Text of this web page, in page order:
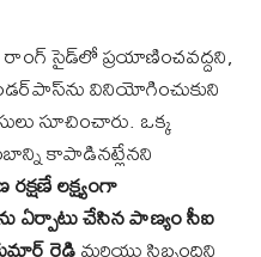
రాంగ్ సైడ్‌లో ప్రయాణించవద్దని,
వినియోగించుకుని
సూచించారు. ఒక్క
కాపాడినట్లేనని
రక్షణే లక్ష్యంగా
ఏర్పాటు చేసిన పాణ్యం సీఐ